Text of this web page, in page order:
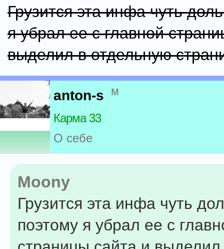
Грузится эта инфа чуть
я убрал ее с главной
выделил в отдельную
anton-s м
Карма 33
О себе
Moony
Грузится эта инфа чуть
поэтому я убрал ее с